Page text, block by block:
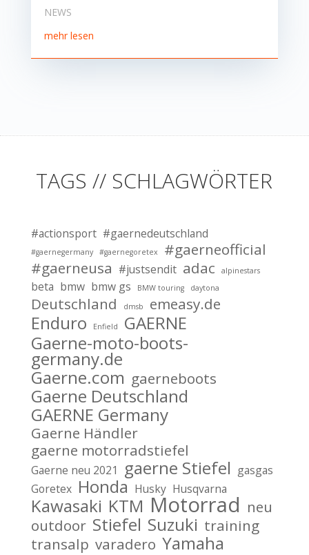
NEWS
mehr lesen
TAGS // SCHLAGWÖRTER
#actionsport #gaernedeutschland
#gaernegermany #gaernegoretex
#gaerneofficial
#gaerneusa #justsendit adac alpinestars
beta bmw bmw gs BMW touring daytona
Deutschland dmsb emeasy.de
Enduro Enfield
GAERNE
Gaerne-moto-boots-
germany.de
Gaerne.com gaerneboots
Gaerne Deutschland
GAERNE Germany
Gaerne Händler
gaerne motorradstiefel
Gaerne neu 2021 gaerne Stiefel gasgas
Goretex Honda Husky Husqvarna
Kawasaki KTM Motorrad neu
outdoor Stiefel Suzuki training
transalp varadero Yamaha